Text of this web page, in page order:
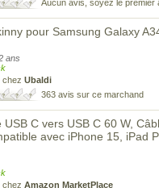
Aucun avis, soyez le premier
pour Samsung Galaxy
ans
chez Ubaldi
363 avis sur ce marchand
USB C vers USB C 60 W,
avec iPhone 15, iPad
chez Amazon MarketPlace